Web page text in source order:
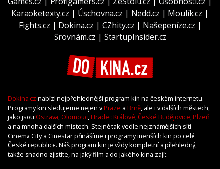
Karaoketexty.cz | Úschovna.cz | Nedd.cz | Moulík.cz |
Fights.cz | Dokina.cz | CZhity.cz | Našepeníze.cz |
Srovnám.cz | StartupInsider.cz
Dokina.cz nabízí nejpřehlednější program kin na českém internetu.
Programy kin sledujeme nejen vPraze a Brně, ale i v dalších městech,
jako jsou Ostrava, Olomouc,Hradec Králové,České Budějovice,Plzeň
a na mnoha dalších místech. Stejně tak vedle nejznámějších sítí
Cinema City a Cinestar přinášíme i programy menších kin po celé
České republice. Náš program kin je vždy kompletní a přehledný,
takže snadno zjistíte, na jaký film a do jakého kina zajít.